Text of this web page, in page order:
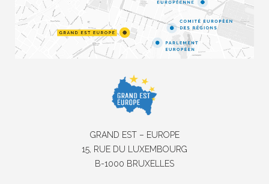
GRAND EST – EUROPE
15, RUE DU LUXEMBOURG
B-1000 BRUXELLES